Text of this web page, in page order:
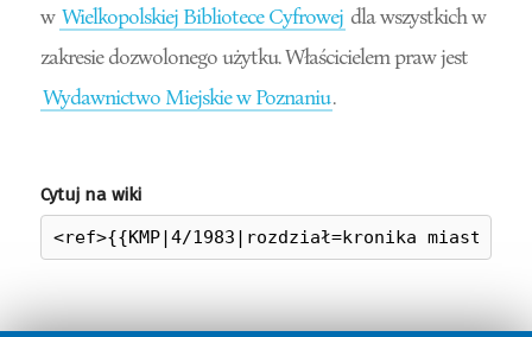
w Wielkopolskiej Bibliotece Cyfrowej dla wszystkich w
zakresie dozwolonego użytku. Właścicielem praw jest
Wydawnictwo Miejskie w Poznaniu.
Cytuj na wiki